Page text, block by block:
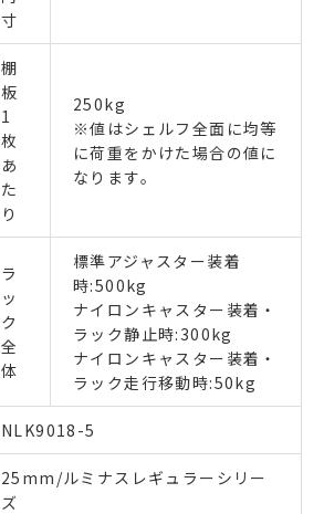
寸
棚
板
1
枚
あ
た
り
250kg
※値はシェルフ全面に均等
に荷重をかけた場合の値に
なります。
ラ
ッ
ク
全
体
標準アジャスター装着
時:500kg
ナイロンキャスター装着・
ラック静止時:300kg
ナイロンキャスター装着・
ラック走行移動時:50kg
NLK9018-5
25mm/ルミナスレギュラーシリー
ズ